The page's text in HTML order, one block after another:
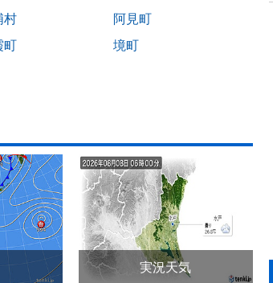
村
阿見町
町
境町
実況天気